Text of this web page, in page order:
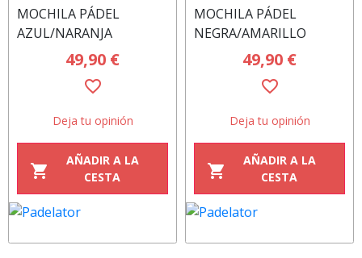
MOCHILA PÁDEL
AZUL/NARANJA
49,90 €
favorite_border
Deja tu opinión
shopping_cart
AÑADIR A LA
CESTA
MOCHILA PÁDEL
NEGRA/AMARILLO
49,90 €
favorite_border
Deja tu opinión
shopping_cart
AÑADIR A LA
CESTA